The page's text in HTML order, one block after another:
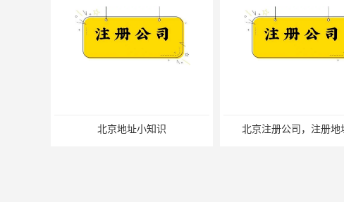
北京注册公司，注册地址？ 北京公司注册长期出租注